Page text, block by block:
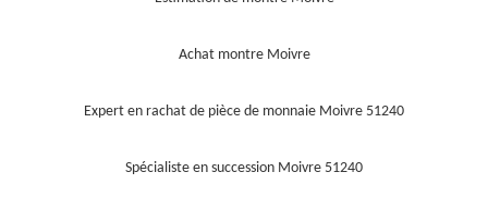
Achat montre Moivre
Expert en rachat de pièce de monnaie Moivre 51240
Spécialiste en succession Moivre 51240